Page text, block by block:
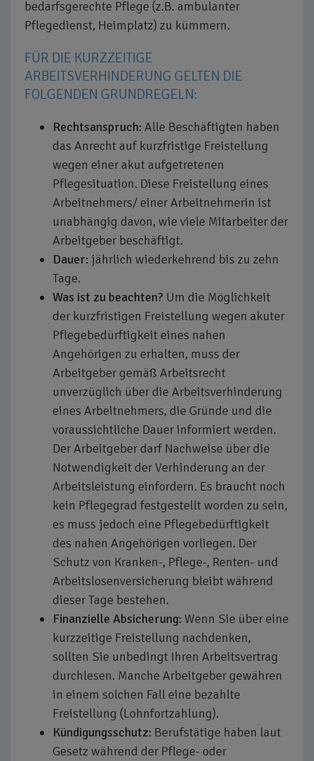
bedarfsgerechte Pflege (z.B. ambulanter
Pflegedienst, Heimplatz) zu kümmern.
FÜR DIE KURZZEITIGE
ARBEITSVERHINDERUNG GELTEN DIE
FOLGENDEN GRUNDREGELN:
Rechtsanspruch: Alle Beschäftigten haben
das Anrecht auf kurzfristige Freistellung
wegen einer akut aufgetretenen
Pflegesituation. Diese Freistellung eines
Arbeitnehmers/ einer Arbeitnehmerin ist
unabhängig davon, wie viele Mitarbeiter der
Arbeitgeber beschäftigt.
Dauer: jährlich wiederkehrend bis zu zehn
Tage.
Was ist zu beachten? Um die Möglichkeit
der kurzfristigen Freistellung wegen akuter
Pflegebedürftigkeit eines nahen
Angehörigen zu erhalten, muss der
Arbeitgeber gemäß Arbeitsrecht
unverzüglich über die Arbeitsverhinderung
eines Arbeitnehmers, die Gründe und die
voraussichtliche Dauer informiert werden.
Der Arbeitgeber darf Nachweise über die
Notwendigkeit der Verhinderung an der
Arbeitsleistung einfordern. Es braucht noch
kein Pflegegrad festgestellt worden zu sein,
es muss jedoch eine Pflegebedürftigkeit
des nahen Angehörigen vorliegen. Der
Schutz von Kranken-, Pflege-, Renten- und
Arbeitslosenversicherung bleibt während
dieser Tage bestehen.
Finanzielle Absicherung: Wenn Sie über eine
kurzzeitige Freistellung nachdenken,
sollten Sie unbedingt Ihren Arbeitsvertrag
durchlesen. Manche Arbeitgeber gewähren
in einem solchen Fall eine bezahlte
Freistellung (Lohnfortzahlung).
Kündigungsschutz: Berufstätige haben laut
Gesetz während der Pflege- oder